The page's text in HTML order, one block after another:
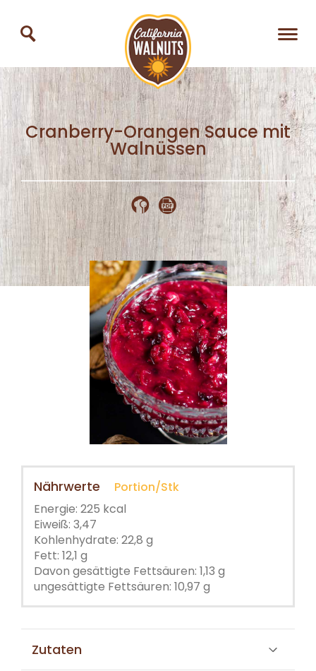
Cranberry-Orangen Sauce mit
Walnüssen
Nährwerte
Portion/Stk
Energie: 225 kcal
Eiweiß: 3,47
Kohlenhydrate: 22,8 g
Fett: 12,1 g
Davon gesättigte Fettsäuren: 1,13 g
ungesättigte Fettsäuren: 10,97 g
Zutaten